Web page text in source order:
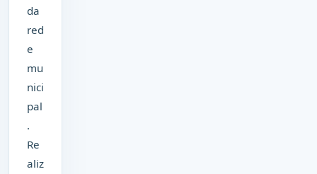
da
red
e
mu
nici
pal
.
Re
aliz